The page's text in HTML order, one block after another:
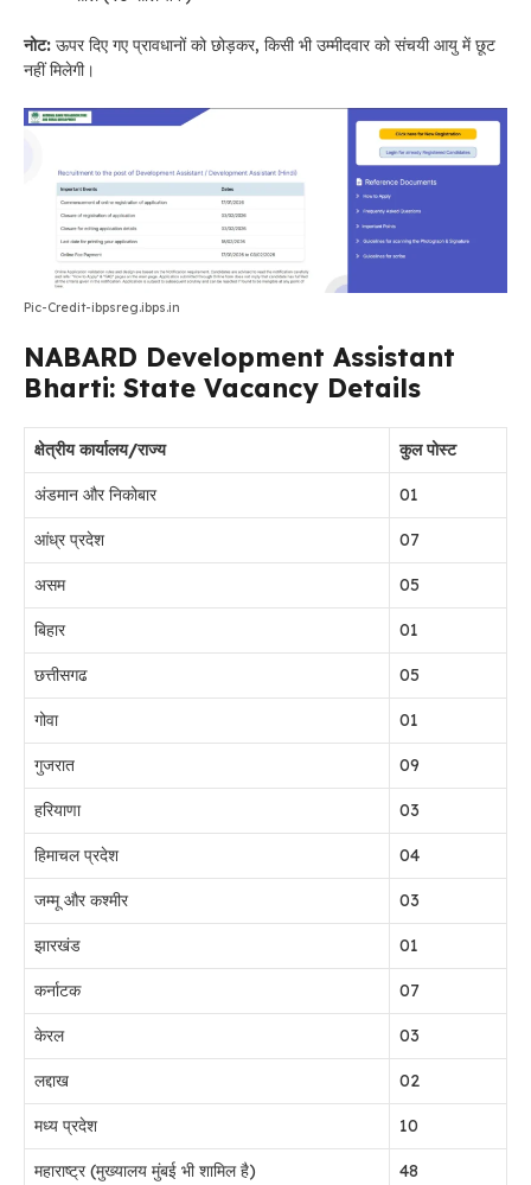
नोट: ऊपर दिए गए प्रावधानों को छोड़कर, किसी भी उम्मीदवार को संचयी आयु में छूट
नहीं मिलेगी।
Pic-Credit-ibpsreg.ibps.in
NABARD Development Assistant
Bharti: State Vacancy Details
क्षेत्रीय कार्यालय/राज्य कुल पोस्ट
अंडमान और निकोबार 01
आंध्र प्रदेश 07
असम 05
बिहार 01
छत्तीसगढ 05
गोवा 01
गुजरात 09
हरियाणा 03
हिमाचल प्रदेश 04
जम्मू और कश्मीर 03
झारखंड 01
कर्नाटक 07
केरल 03
लद्दाख 02
मध्य प्रदेश 10
महाराष्ट्र (मुख्यालय मुंबई भी शामिल है) 48